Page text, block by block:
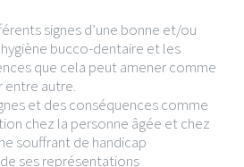
signes d’une bonne et/ou
bucco-dentaire et les
que cela peut amener comme
entre autre.
et des conséquences comme
chez la personne âgée et chez
souffrant de handicap
ses représentations